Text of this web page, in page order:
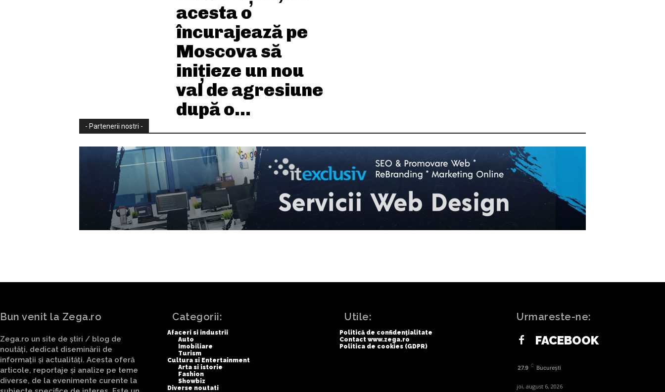
acesta o
încurajează pe
Moscova să
inițieze un nou
val de agresiune
după o...
- Partenerii nostri -
Bun venit la Zega.ro
Zega.ro un site de știri / blog de
noutăți, dedicat diseminării de
informații și actualități. Acesta oferă
articole, reportaje și analize pe teme
diverse, de la evenimente curente la
Categorii:
Afaceri si industrii
Auto
Imobiliare
Turism
Cultura si Entertainment
Arta si istorie
Fashion
Showbiz
Diverse noutati
Utile:
Politică de confidențialitate
Contact www.zega.ro
Politica de cookies (GDPR)
Urmareste-ne:
FACEBOOK
27.9 C București
joi, august 6, 2026